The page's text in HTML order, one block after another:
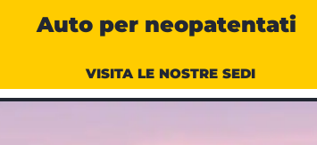
Auto per neopatentati
VISITA LE NOSTRE SEDI